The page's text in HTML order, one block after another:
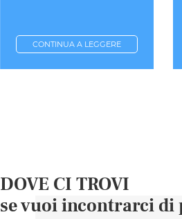
CONTINUA A LEGGERE
DOVE CI TROVI
se vuoi incontrarci di